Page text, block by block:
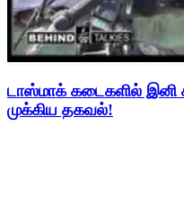
டாஸ்மாக் கடைகளில் இனி
முக்கிய தகவல்!